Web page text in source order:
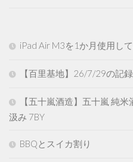
iPad Air M3を1か月使用し
【百里基地】26/7/29の記録
【五十嵐酒造】五十嵐 純
汲み 7BY
BBQとスイカ割り